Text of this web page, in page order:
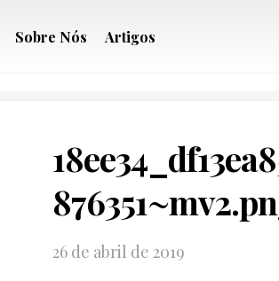
Sobre Nós Artigos
26 de abril de 2019